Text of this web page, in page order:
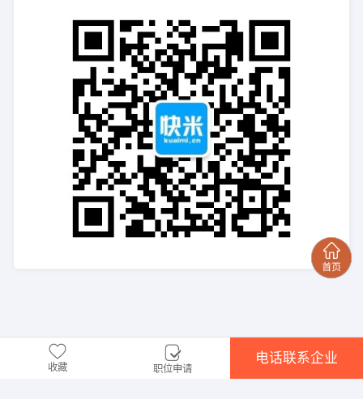
收藏 职位申请
电话联系企业